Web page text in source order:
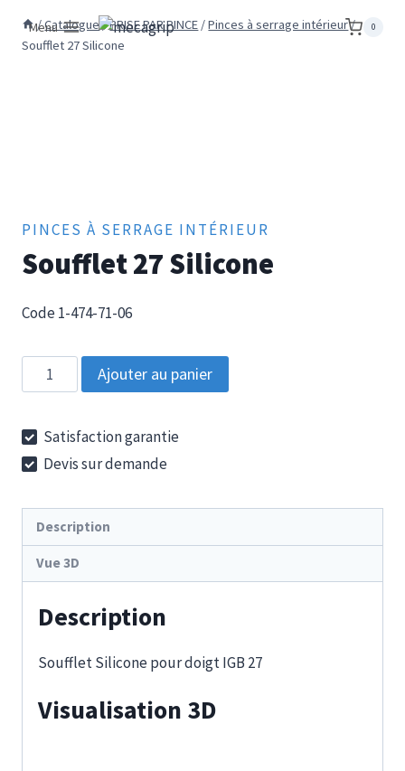
Menu 0
/Catalogue/PRISE PAR PINCE /Pinces à serrage intérieur/
Soufflet 27 Silicone
PINCES À SERRAGE INTÉRIEUR
Soufflet 27 Silicone
Code 1-474-71-06
quantité
de
27
Silicone
Ajouter au panier
Satisfaction garantie
Devis sur demande
Description
Vue 3D
Description
Soufflet Silicone pour doigt IGB 27
Visualisation 3D